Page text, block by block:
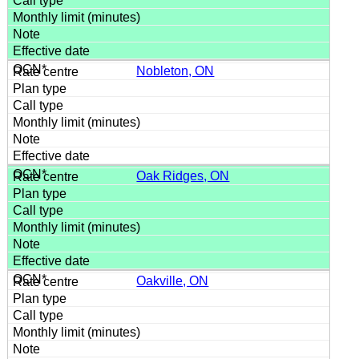
Nobleton, ON
Oak Ridges, ON
Oakville, ON